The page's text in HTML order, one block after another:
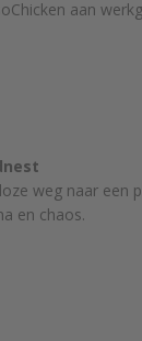
aan
weg naar een
en chaos.